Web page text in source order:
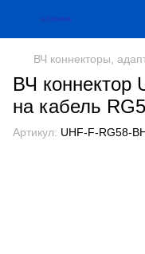
ВЧ коннекторы,
ВЧ коннектор
на кабель
Артикул: UHF-F-RG58-